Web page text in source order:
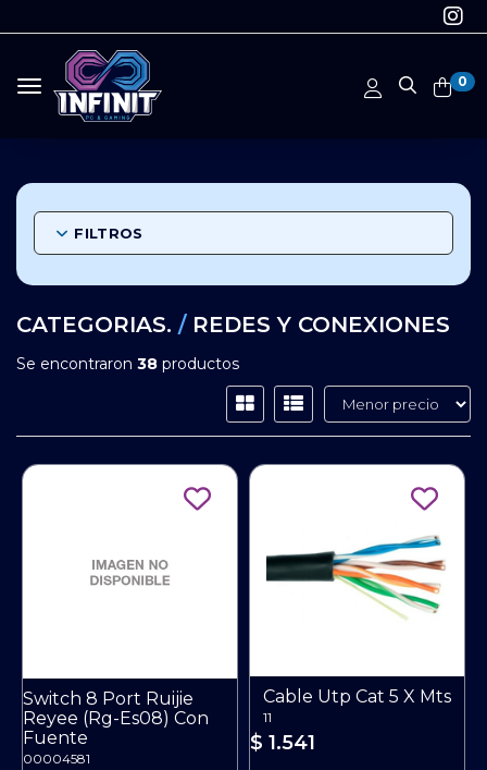
0
Toggle navigation
FILTROS
CATEGORIAS. / REDES Y CONEXIONES
Se encontraron 38 productos
Switch 8 Port Ruijie
Reyee (Rg-Es08) Con
Fuente
00004581
Cable Utp Cat 5 X Mts
11
$ 1.541